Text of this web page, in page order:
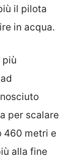
il pilota
in acqua.
più
per scalare
460 metri e
alla fine